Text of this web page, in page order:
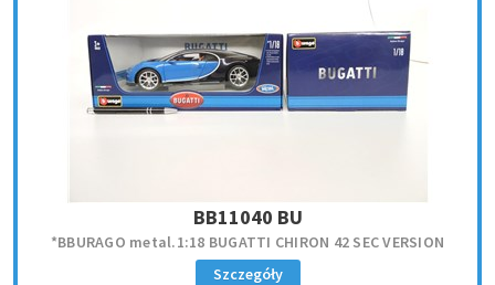
BB11040 BU
*BBURAGO metal.1:18 BUGATTI CHIRON 42 SEC VERSION
Szczegóły